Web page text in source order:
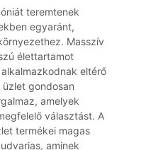
teremtenek
egyaránt,
Masszív
élettartamot
eltérő
gondosan
amelyek
választást. A
termékei magas
aminek